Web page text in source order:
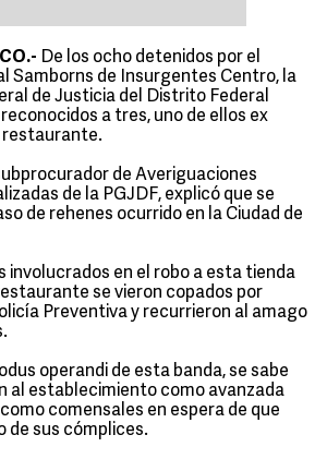
De los ocho detenidos por el
Samborns de Insurgentes Centro, la
de Justicia del Distrito Federal
a tres, uno de ellos ex
restaurante.
de Averiguaciones
de la PGJDF, explicó que se
de rehenes ocurrido en la Ciudad de
involucrados en el robo a esta tienda
se vieron copados por
Preventiva y recurrieron al amago
operandi de esta banda, se sabe
al establecimiento como avanzada
comensales en espera de que
de sus cómplices.